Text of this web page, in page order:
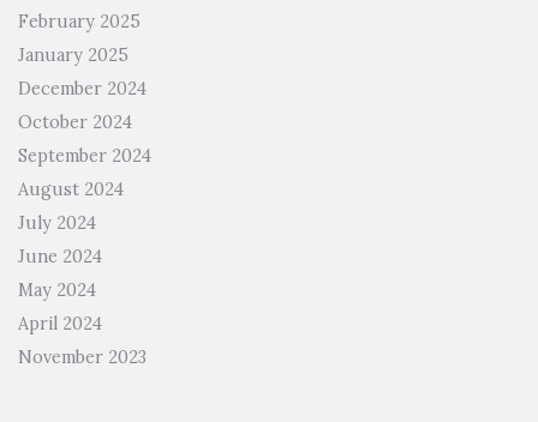
February 2025
January 2025
December 2024
October 2024
September 2024
August 2024
July 2024
June 2024
May 2024
April 2024
November 2023